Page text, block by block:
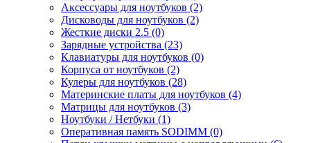
Аксессуары для ноутбуков (2)
Дисководы для ноутбуков (2)
Жесткие диски 2.5 (0)
Зарядные устройства (23)
Клавиатуры для ноутбуков (0)
Корпуса от ноутбуков (2)
Кулеры для ноутбуков (28)
Материнские платы для ноутбуков (4)
Матрицы для ноутбуков (3)
Ноутбуки / Нетбуки (1)
Оперативная память SODIMM (0)